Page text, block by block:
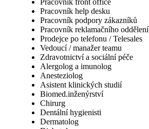
Pracovník front office
Pracovník help desku
Pracovník podpory zákazníků
Pracovník reklamačního oddělení
Prodejce po telefonu / Telesales
Vedoucí / manažer teamu
Zdravotnictví a sociální péče
Alergolog a imunolog
Anesteziolog
Asistent klinických studií
Biomed.inženýrství
Chirurg
Dentální hygienisti
Dermatolog